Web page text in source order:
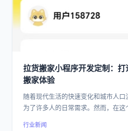
拉货搬家小程序开发定制：
搬家体验
随着现代生活的快速变化和城市人
为了许多人的日常需求。然而，在这
行业新闻